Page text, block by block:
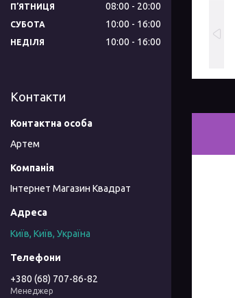
ПʼЯТНИЦЯ 08:00 20:00
СУБОТА 10:00 16:00
НЕДІЛЯ 10:00 16:00
Контакти
Артем
Інтернет Магазин Квадрат
Київ, Київ, Україна
+380 (68) 707-86-82
Менеджер